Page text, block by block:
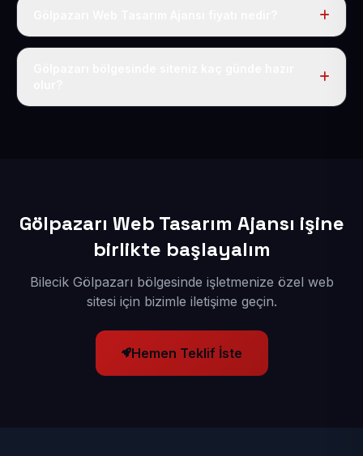
Tek fiyat uygulanır: yıllık 50 USD + KDV. Bu bedele alan
Gölpazarı Web Tasarım Ajansı işine
birlikte başlayalım
Bilecik Gölpazarı bölgesinde işletmenize özel web
sitesi için bizimle iletişime geçin.
Hemen Teklif İste